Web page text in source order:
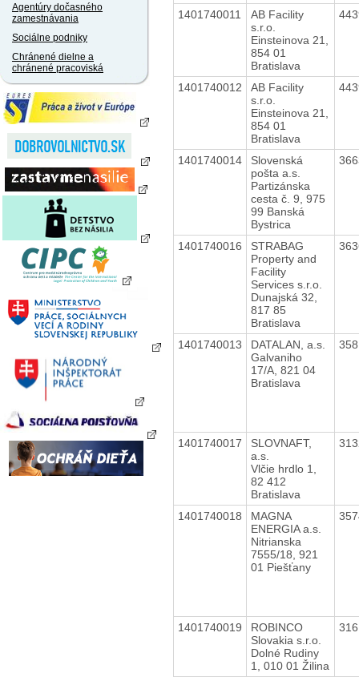
Agentúry dočasného
zamestnávania
Sociálne podniky
Chránené dielne a
chránené pracoviská
1401740011
AB Facility
s.r.o.
Einsteinova 21,
854 01
Bratislava
1401740012
AB Facility
s.r.o.
Einsteinova 21,
854 01
Bratislava
1401740014
Slovenská
pošta a.s.
Partizánska
cesta č. 9, 975
99 Banská
Bystrica
1401740016
STRABAG
Property and
Facility
Services s.r.o.
Dunajská 32,
817 85
Bratislava
1401740013
DATALAN, a.s.
Galvaniho
17/A, 821 04
Bratislava
1401740017
SLOVNAFT,
a.s.
Vlčie hrdlo 1,
82 412
Bratislava
1401740018
MAGNA
ENERGIA a.s.
Nitrianska
7555/18, 921
01 Piešťany
1401740019
ROBINCO
Slovakia s.r.o.
Dolné Rudiny
1, 010 01 Žilina